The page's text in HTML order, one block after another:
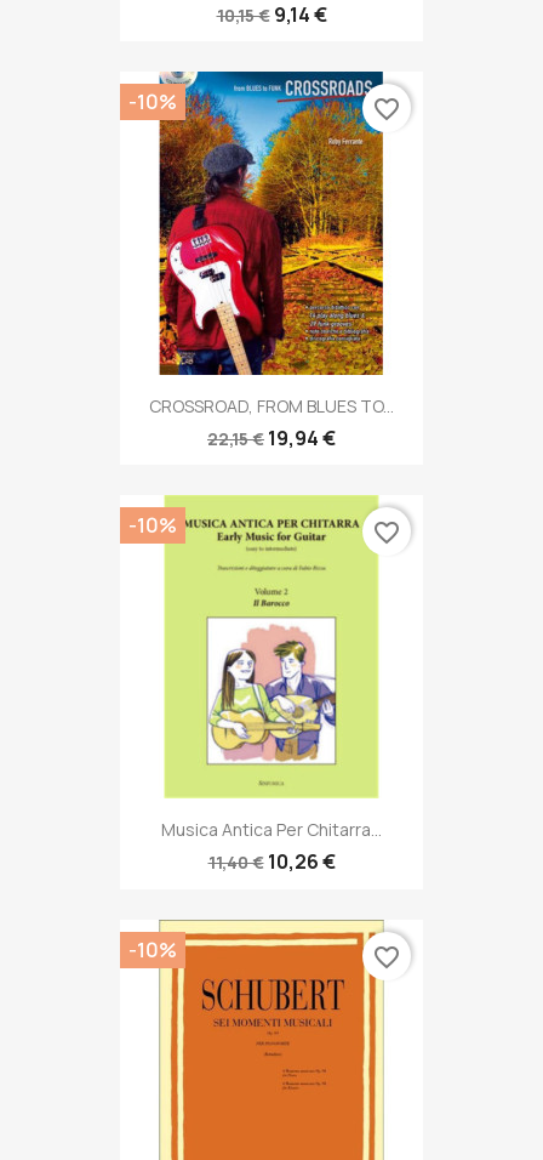
10,15 € 9,14 €
CROSSROAD, FROM BLUES TO...
22,15 € 19,94 €
-10% favorite_border
Musica Antica Per Chitarra...
11,40 € 10,26 €
-10% favorite_border
-10% favorite_border